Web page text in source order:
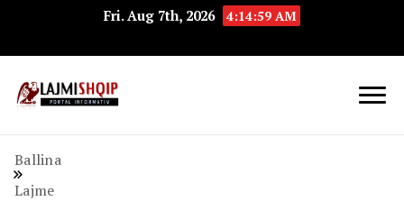
Fri. Aug 7th, 2026 4:15:00 AM
Ballina
Lajme